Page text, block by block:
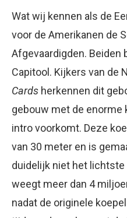
Wat wij kennen als de
voor de Amerikanen de
Afgevaardigden. Beiden
Capitool. Kijkers van de
Cards herkennen dit
gebouw met de enorme
intro voorkomt. Deze
van 30 meter en is
duidelijk niet het
weegt meer dan 4
nadat de originele